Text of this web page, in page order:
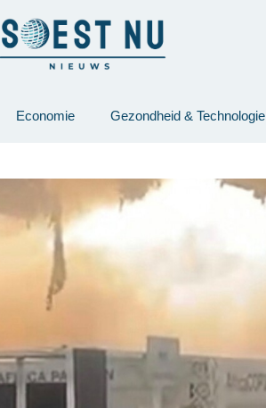
Economie Gezondheid & Technologie